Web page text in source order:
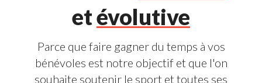
et évolutive
Parce que faire gagner du temps à vos
bénévoles est notre objectif et que l'on
souhaite soutenir le sport et toutes ses